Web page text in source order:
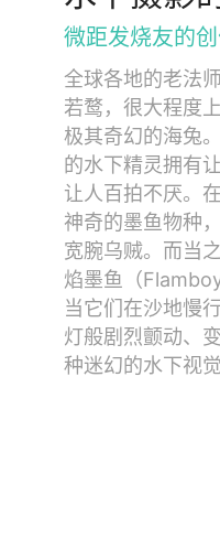
微距发烧友的
全球各地的老法
若鹜，很大程度
极其奇幻的海兔
的水下精灵拥有
让人百拍不厌。
神奇的墨鱼物种
宽腕乌贼。而当
焰墨鱼（
当它们在沙地慢
灯般剧烈颤动、
种迷幻的水下视